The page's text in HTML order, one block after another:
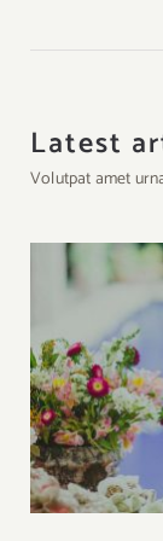
Latest
Volutpat amet